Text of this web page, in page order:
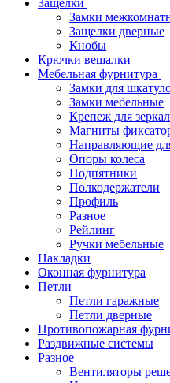
Защелки
Замки
Защелки дверные
Кнобы
Крючки вешалки
Мебельная фурнитура
Замки для
Замки мебельные
Крепеж для зеркал
Магниты
Направляющие
Опоры колеса
Подпятники
Полкодержатели
Профиль
Разное
Рейлинг
Ручки мебельные
Накладки
Оконная фурнитура
Петли
Петли гаражные
Петли дверные
Противопожарная
Раздвижные системы
Разное
Вентиляторы